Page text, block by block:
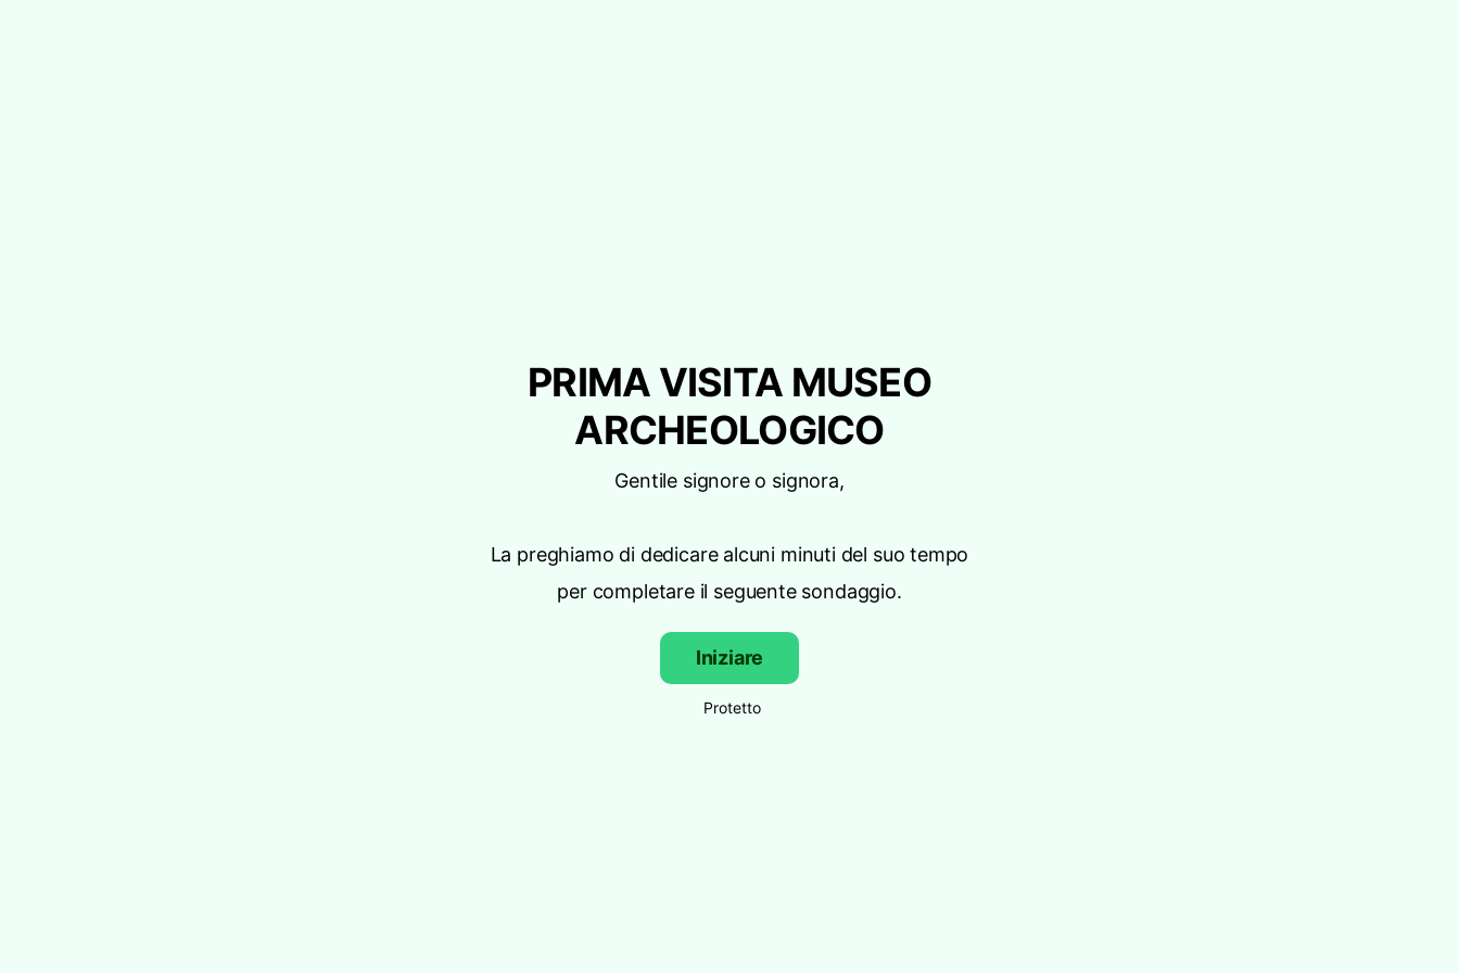
PRIMA VISITA MUSEO
ARCHEOLOGICO
Gentile signore o signora,
La preghiamo di dedicare alcuni minuti del suo tempo
per completare il seguente sondaggio.
Iniziare
Protetto